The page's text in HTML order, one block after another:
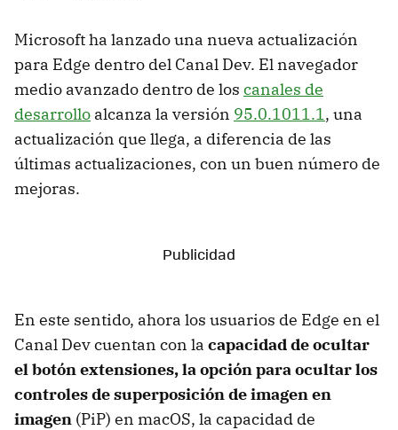
Microsoft ha lanzado una nueva actualización
para Edge dentro del Canal Dev. El navegador
medio avanzado dentro de los canales de
desarrollo alcanza la versión 95.0.1011.1, una
actualización que llega, a diferencia de las
últimas actualizaciones, con un buen número de
mejoras.
En este sentido, ahora los usuarios de Edge en el
Canal Dev cuentan con la capacidad de ocultar
el botón extensiones, la opción para ocultar los
controles de superposición de imagen en
imagen (PiP) en macOS, la capacidad de